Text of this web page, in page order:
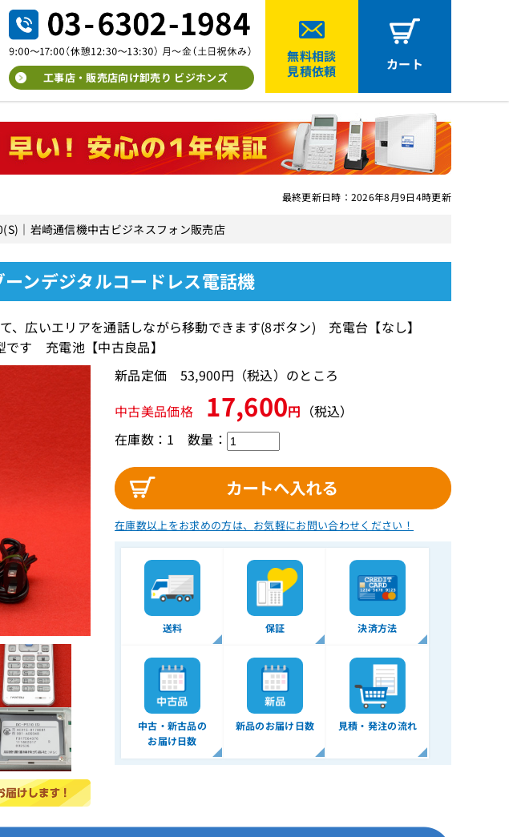
工事店・販売店向け卸売り ビジホンズ
無料相談
見積依頼
カート
最終更新日時：2026年8月9日4時更新
｜岩崎通信機中古ビジネスフォン販売店
ンデジタルコードレス電話機
、広いエリアを通話しながら移動できます(8ボタン) 充電台【なし】
す 充電池【中古良品】
新品定価 53,900円（税込）のところ
中古美品価格 17,600円 （税込）
在庫数：1 数量：
在庫数以上をお求めの方は、 お気軽にお問い合わせください！
送料 保証 決済方法
中古・新古品の
お届け日数
新品のお届け日数 見積・発注の流れ